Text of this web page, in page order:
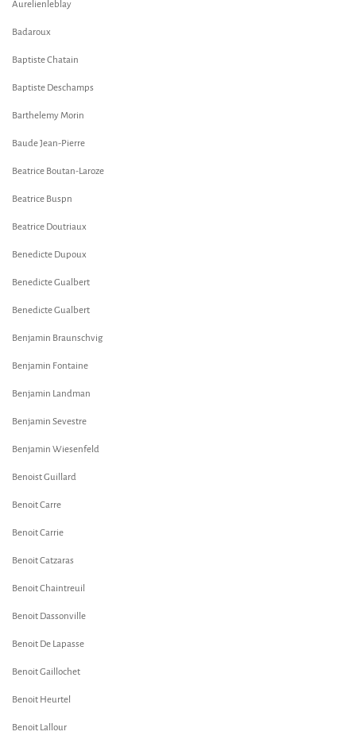
Aurelienleblay
Badaroux
Baptiste Chatain
Baptiste Deschamps
Barthelemy Morin
Baude Jean-Pierre
Beatrice Boutan-Laroze
Beatrice Buspn
Beatrice Doutriaux
Benedicte Dupoux
Benedicte Gualbert
Benedicte Gualbert
Benjamin Braunschvig
Benjamin Fontaine
Benjamin Landman
Benjamin Sevestre
Benjamin Wiesenfeld
Benoist Guillard
Benoit Carre
Benoit Carrie
Benoit Catzaras
Benoit Chaintreuil
Benoit Dassonville
Benoit De Lapasse
Benoit Gaillochet
Benoit Heurtel
Benoit Lallour